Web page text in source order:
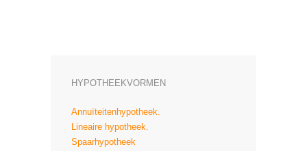
HYPOTHEEKVORMEN
Annuïteitenhypotheek.
Lineaire hypotheek.
Spaarhypotheek